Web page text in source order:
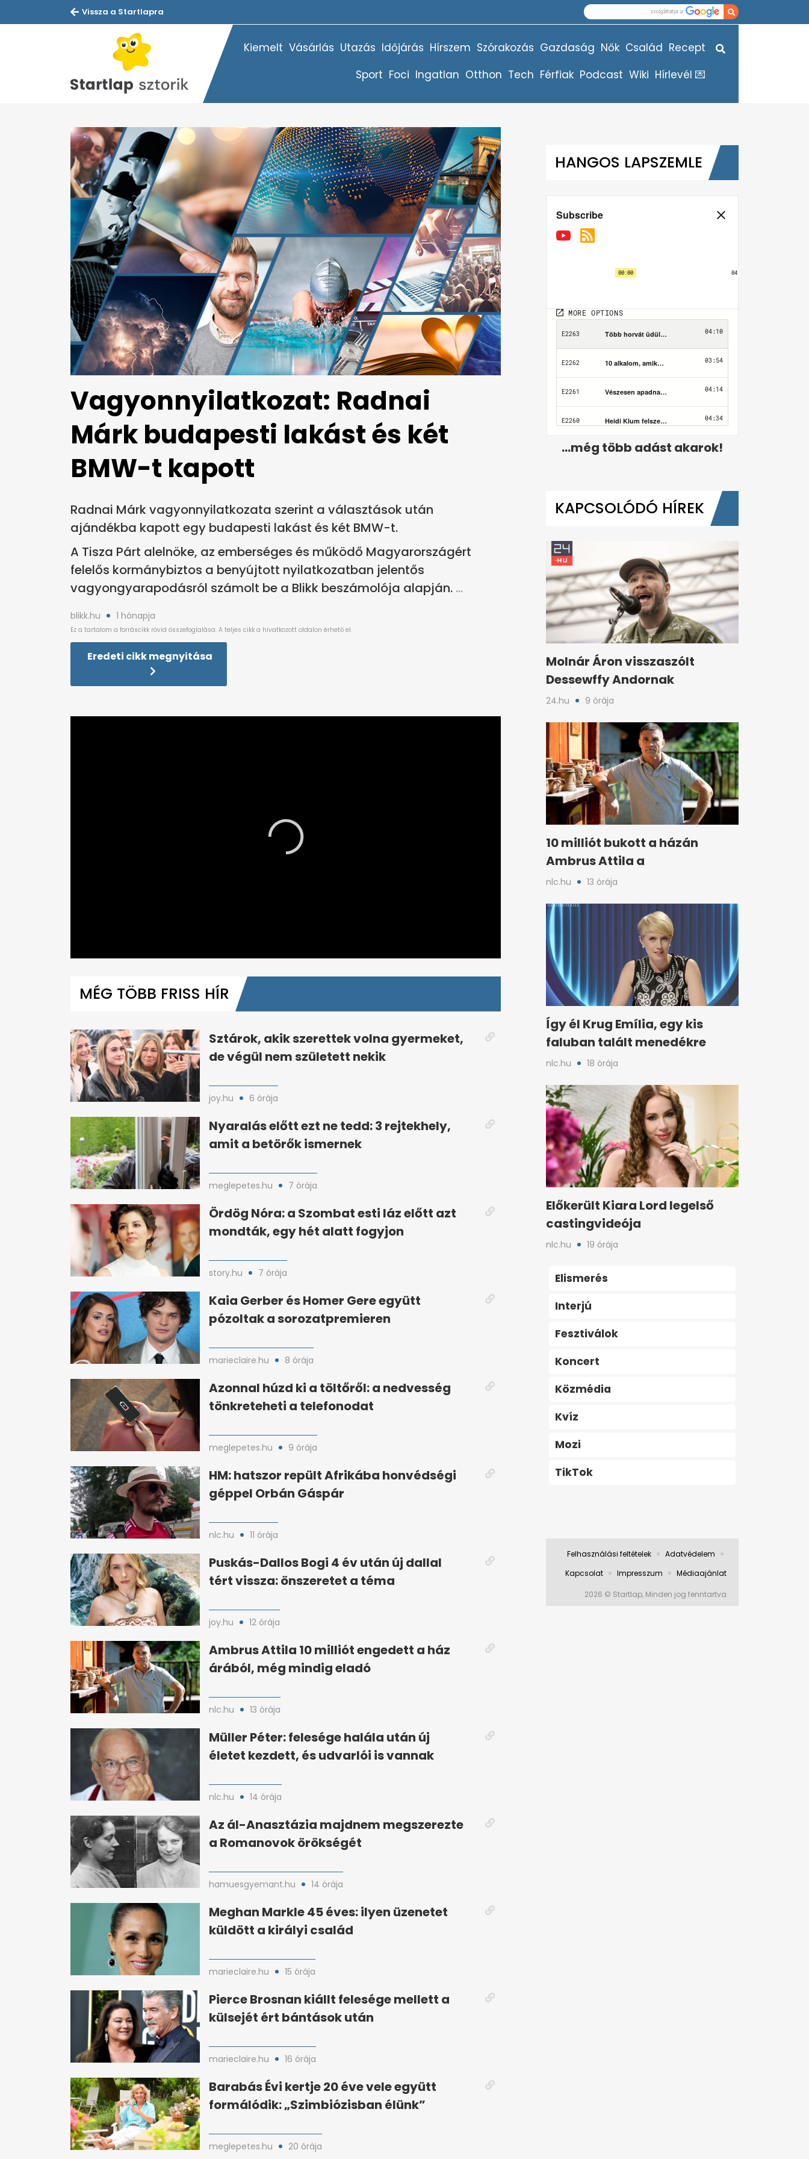
Vissza a Startlapra
Kiemelt Vásárlás Utazás Időjárás Hírszem Szórakozás Gazdaság Nők Család Recept
Sport Foci Ingatlan Otthon Tech Férfiak Podcast Wiki Hírlevél 💌
Vagyonnyilatkozat: Radnai
Márk budapesti lakást és két
BMW-t kapott
Radnai Márk vagyonnyilatkozata szerint a választások után
ajándékba kapott egy budapesti lakást és két BMW-t.
A Tisza Párt alelnöke, az emberséges és működő Magyarországért
felelős kormánybiztos a benyújtott nyilatkozatban jelentős
vagyongyarapodásról számolt be a Blikk beszámolója alapján.
blikk.hu 1 hónapja
Eredeti cikk megnyitása
secondsVolume
MÉG TÖBB FRISS HÍR
Sztárok, akik szerettek volna gyermeket,
de végül nem született nekik
joy.hu 6 órája
Nyaralás előtt ezt ne tedd: 3 rejtekhely,
amit a betörők ismernek
meglepetes.hu 7 órája
Ördög Nóra: a Szombat esti láz előtt azt
mondták, egy hét alatt fogyjon
story.hu 7 órája
Kaia Gerber és Homer Gere együtt
pózoltak a sorozatpremieren
marieclaire.hu 8 órája
Azonnal húzd ki a töltőről: a nedvesség
tönkreteheti a telefonodat
meglepetes.hu 9 órája
HM: hatszor repült Afrikába honvédségi
géppel Orbán Gáspár
nlc.hu 11 órája
Puskás-Dallos Bogi 4 év után új dallal
tért vissza: önszeretet a téma
joy.hu 12 órája
Ambrus Attila 10 milliót engedett a ház
árából, még mindig eladó
nlc.hu 13 órája
Müller Péter: felesége halála után új
életet kezdett, és udvarlói is vannak
nlc.hu 14 órája
Az ál-Anasztázia majdnem megszerezte
a Romanovok örökségét
hamuesgyemant.hu 14 órája
Meghan Markle 45 éves: ilyen üzenetet
küldött a királyi család
marieclaire.hu 15 órája
Pierce Brosnan kiállt felesége mellett a
külsejét ért bántások után
marieclaire.hu 16 órája
Barabás Évi kertje 20 éve vele együtt
formálódik: „Szimbiózisban élünk”
meglepetes.hu 20 órája
HANGOS LAPSZEMLE
...még több adást akarok!
KAPCSOLÓDÓ HÍREK
Molnár Áron visszaszólt
Dessewffy Andornak
24.hu 9 órája
10 milliót bukott a házán
Ambrus Attila a
nlc.hu 13 órája
Így él Krug Emília, egy kis
faluban talált menedékre
nlc.hu 18 órája
Előkerült Kiara Lord legelső
castingvideója
nlc.hu 19 órája
Elismerés
Interjú
Fesztiválok
Koncert
Közmédia
Kvíz
Mozi
TikTok
Felhasználási feltételek
Adatvédelem
Kapcsolat
Impresszum Médiaajánlat
2026 © Startlap, Minden jog fenntartva